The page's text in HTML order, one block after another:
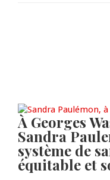
À Georges
Sandra
système de
équitable et